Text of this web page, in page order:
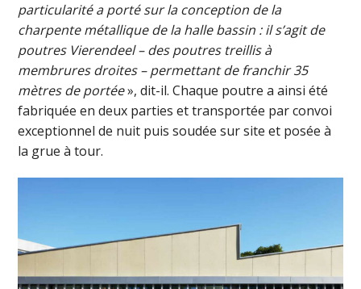
particularité a porté sur la conception de la
charpente métallique de la halle bassin : il s’agit de
poutres Vierendeel – des poutres treillis à
membrures droites – permettant de franchir 35
mètres de portée», dit-il. Chaque poutre a ainsi été
fabriquée en deux parties et transportée par convoi
exceptionnel de nuit puis soudée sur site et posée à
la grue à tour.